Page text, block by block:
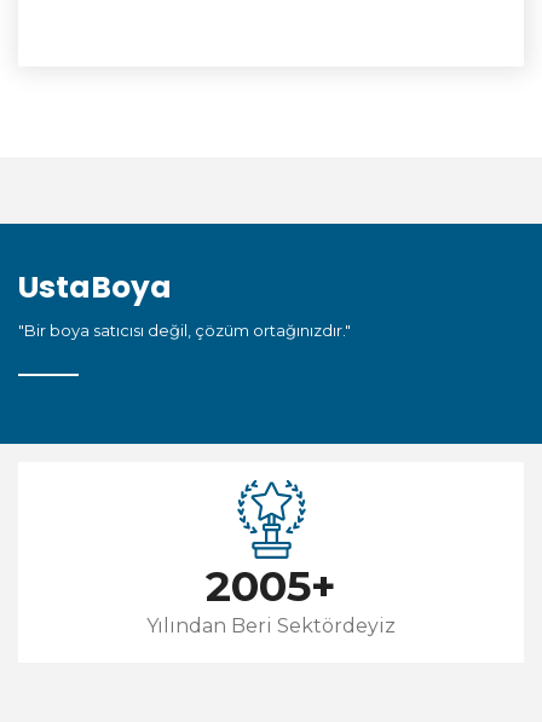
UstaBoya
"Bir boya satıcısı değil, çözüm ortağınızdır."
2005+
Yılından Beri Sektördeyiz